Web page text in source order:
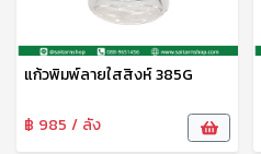
แก้วพิมพ์ลายใสสิงห์ 385G
฿ 985 / ลัง